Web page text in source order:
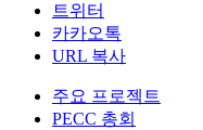
트위터
카카오톡
URL 복사
주요 프로젝트
PECC 총회